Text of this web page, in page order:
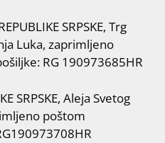
SRPSKE, Trg
Luka, zaprimljeno
RG 190973685HR
SRPSKE, Aleja Svetog
poštom